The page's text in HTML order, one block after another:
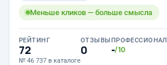
Меньше кликов — больше смысла
РЕЙТИНГ
72
№ 46 737 в каталоге
ОТЗЫВЫ
0 -/10